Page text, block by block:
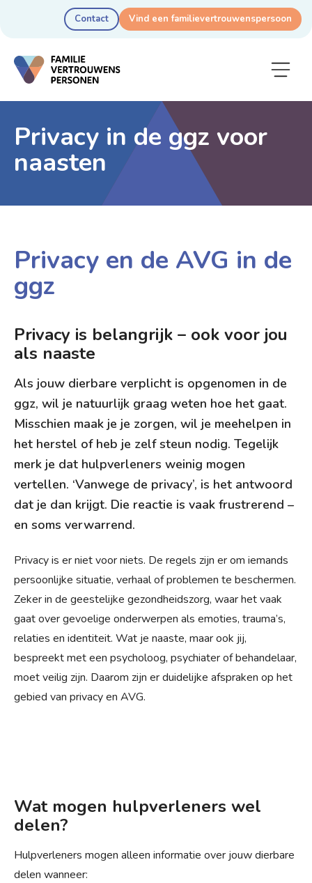
Contact Vind een familie­vertrouwens­persoon
Privacy in de ggz voor
naasten
Privacy en de AVG in de
ggz
Privacy is belangrijk – ook voor jou
als naaste
Als jouw dierbare verplicht is opgenomen in de
ggz, wil je natuurlijk graag weten hoe het gaat.
Misschien maak je je zorgen, wil je meehelpen in
het herstel of heb je zelf steun nodig. Tegelijk
merk je dat hulpverleners weinig mogen
vertellen. ‘Vanwege de privacy’, is het antwoord
dat je dan krijgt. Die reactie is vaak frustrerend –
en soms verwarrend.
Privacy is er niet voor niets. De regels zijn er om iemands
persoonlijke situatie, verhaal of problemen te beschermen.
Zeker in de geestelijke gezondheidszorg, waar het vaak
gaat over gevoelige onderwerpen als emoties, trauma’s,
relaties en identiteit. Wat je naaste, maar ook jij,
bespreekt met een psycholoog, psychiater of behandelaar,
moet veilig zijn. Daarom zijn er duidelijke afspraken op het
gebied van privacy en AVG.
Wat mogen hulpverleners wel
delen?
Hulpverleners mogen alleen informatie over jouw dierbare
delen wanneer: